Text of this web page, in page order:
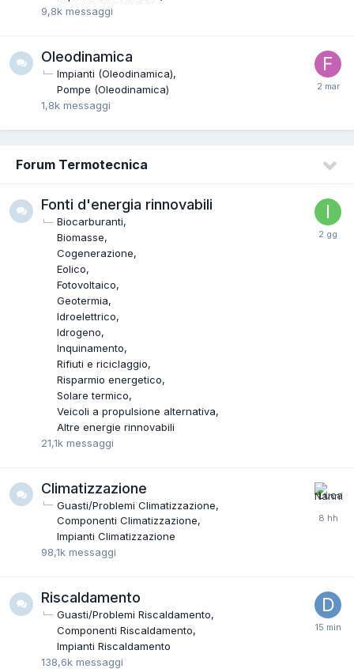
9,8k messaggi
Oleodinamica
Impianti (Oleodinamica)
Pompe (Oleodinamica)
1,8k messaggi
Forum Termotecnica
Fonti d'energia rinnovabili
Biocarburanti
Biomasse
Cogenerazione
Eolico
Fotovoltaico
Geotermia
Idroelettrico
Idrogeno
Inquinamento
Rifiuti e riciclaggio
Risparmio energetico
Solare termico
Veicoli a propulsione alternativa
Altre energie rinnovabili
21,1k messaggi
Climatizzazione
Guasti/Problemi Climatizzazione
Componenti Climatizzazione
Impianti Climatizzazione
98,1k messaggi
Riscaldamento
Guasti/Problemi Riscaldamento
Componenti Riscaldamento
Impianti Riscaldamento
138,6k messaggi